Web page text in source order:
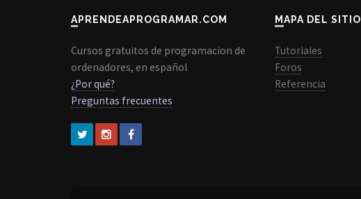
APRENDEAPROGRAMAR.COM
Cursos gratuitos de programacion de
ordenadores, en español
¿Por qué?
Preguntas frecuentes
MAPA DEL SITIO
Tutoriales
Foros
Referencia